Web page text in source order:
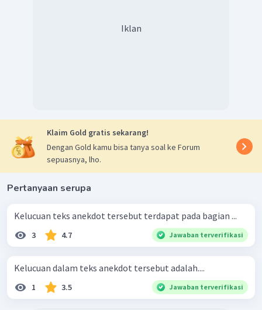
Iklan
Klaim Gold gratis sekarang!
Dengan Gold kamu bisa tanya soal ke Forum
sepuasnya, lho.
Pertanyaan serupa
Kelucuan teks anekdot tersebut terdapat pada bagian ...
3 4.7 Jawaban terverifikasi
Kelucuan dalam teks anekdot tersebut adalah....
1 3.5 Jawaban terverifikasi